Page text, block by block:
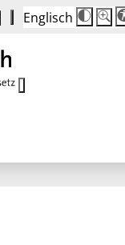
Englisch
Die
100%